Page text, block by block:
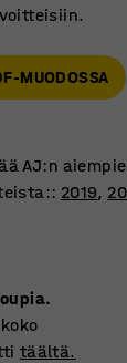
MUODOSSA
AJ:n
2019,
täältä.